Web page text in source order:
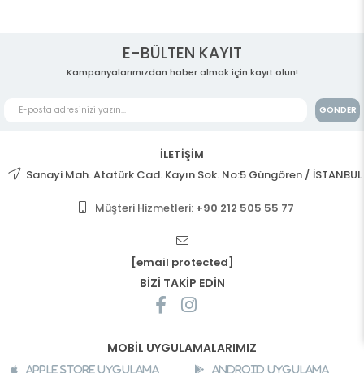
E-BÜLTEN KAYIT
Kampanyalarımızdan haber almak için kayıt olun!
GÖNDER
İLETİŞİM
Sanayi Mah. Atatürk Cad. Kayın Sok. No:5 Güngören / İSTANBUL
Müşteri Hizmetleri: +90 212 505 55 77
[email protected]
BİZİ TAKİP EDİN
MOBİL UYGULAMALARIMIZ
Apple Store Uygulama Android Uygulama